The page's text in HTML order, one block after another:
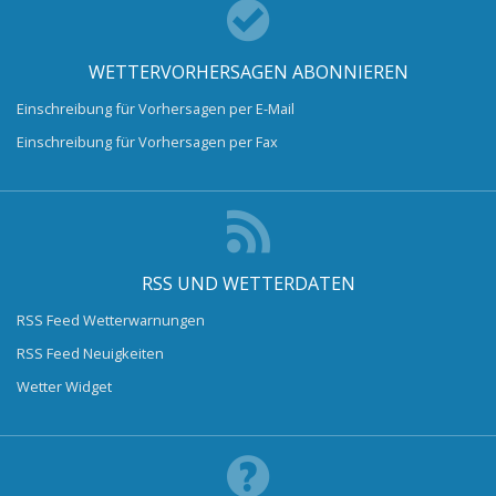
WETTERVORHERSAGEN ABONNIEREN
Einschreibung für Vorhersagen per E-Mail
Einschreibung für Vorhersagen per Fax
RSS UND WETTERDATEN
RSS Feed Wetterwarnungen
RSS Feed Neuigkeiten
Wetter Widget